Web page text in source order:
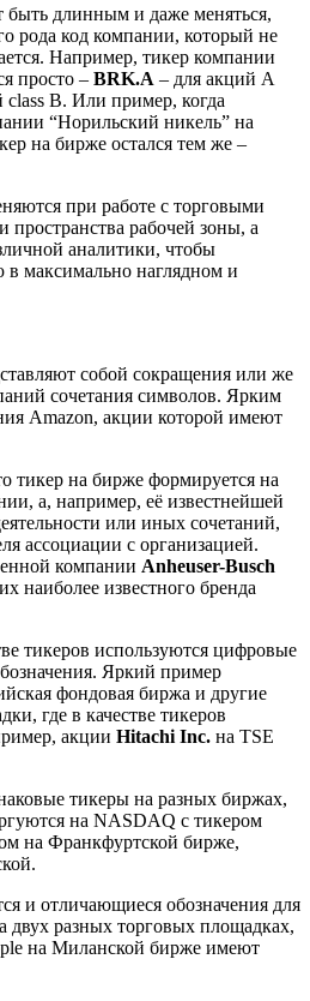
длинным и даже меняться,
рода код компании, который не
Например, тикер компании
просто – BRK.A – для акций А
class B. Или пример, когда
“Норильский никель” на
на бирже остался тем же –
при работе с торговыми
рабочей зоны, а
аналитики, чтобы
максимально наглядном и
собой сокращения или же
сочетания символов. Ярким
Amazon, акции которой имеют
тикер на бирже формируется на
а, например, её известнейшей
или иных сочетаний,
ассоциации с организацией.
компании Anheuser-Busch
наиболее известного бренда
тикеров используются цифровые
Яркий пример
фондовая биржа и другие
где в качестве тикеров
акции Hitachi Inc. на TSE
тикеры на разных биржах,
на NASDAQ с тикером
на Франкфуртской бирже,
и отличающиеся обозначения для
двух разных торговых площадках,
на Миланской бирже имеют